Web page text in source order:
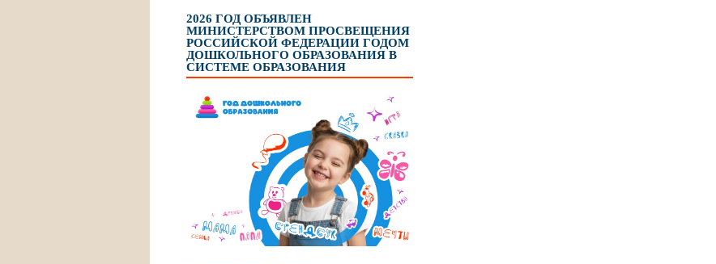
2026 ГОД ОБЪЯВЛЕН
МИНИСТЕРСТВОМ ПРОСВЕЩЕНИЯ
РОССИЙСКОЙ ФЕДЕРАЦИИ ГОДОМ
ДОШКОЛЬНОГО ОБРАЗОВАНИЯ В
СИСТЕМЕ ОБРАЗОВАНИЯ